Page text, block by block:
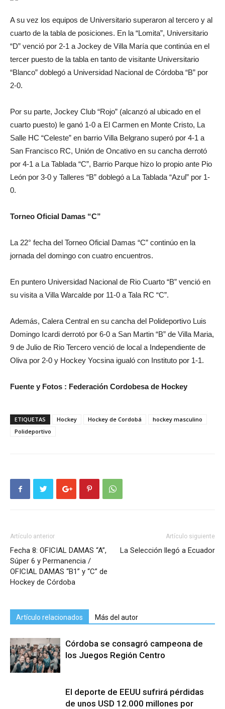
A su vez los equipos de Universitario superaron al tercero y al
cuarto de la tabla de posiciones. En la “Lomita”, Universitario
“D” venció por 2-1 a Jockey de Villa María que continúa en el
tercer puesto de la tabla en tanto de visitante Universitario
“Blanco” doblegó a Universidad Nacional de Córdoba “B” por
2-0.
Por su parte, Jockey Club “Rojo” (alcanzó al ubicado en el
cuarto puesto) le ganó 1-0 a El Carmen en Monte Cristo, La
Salle HC “Celeste” en barrio Villa Belgrano superó por 4-1 a
San Francisco RC, Unión de Oncativo en su cancha derrotó
por 4-1 a La Tablada “C”, Barrio Parque hizo lo propio ante Pio
León por 3-0 y Talleres “B” doblegó a La Tablada “Azul” por 1-
0.
Torneo Oficial Damas “C”
La 22° fecha del Torneo Oficial Damas “C” continúo en la
jornada del domingo con cuatro encuentros.
En puntero Universidad Nacional de Rio Cuarto “B” venció en
su visita a Villa Warcalde por 11-0 a Tala RC “C”.
Además, Calera Central en su cancha del Polideportivo Luis
Domingo Icardi derrotó por 6-0 a San Martin “B” de Villa Maria,
9 de Julio de Rio Tercero venció de local a Independiente de
Oliva por 2-0 y Hockey Yocsina igualó con Instituto por 1-1.
Fuente y Fotos : Federación Cordobesa de Hockey
ETIQUETAS Hockey Hockey de Cordobá
hockey masculino
Polideportivo
Artículo anterior
Fecha 8: OFICIAL DAMAS “A”,
Súper 6 y Permanencia /
OFICIAL DAMAS “B1” y “C” de
Hockey de Córdoba
Artículo siguiente
La Selección llegó a Ecuador
Artículo relacionados Más del autor
Córdoba se consagró campeona de
los Juegos Región Centro
El deporte de EEUU sufrirá pérdidas
de unos USD 12.000 millones por